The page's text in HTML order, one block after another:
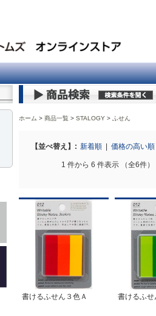
ホーム 商品一覧 STALOGY > ふせん
【並べ替え】: 新着順 価格の高い順
1 件から 6 件表示 （全6件）
書けるふせん３色Ａ 書けるふせ